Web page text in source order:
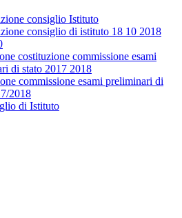
consiglio Istituto
consiglio di istituto 18 10 2018
costituzione commissione esami
di stato 2017 2018
commissione esami preliminari di
2018
di Istituto